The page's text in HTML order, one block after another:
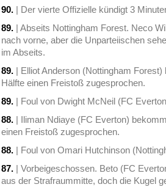
90. | Der vierte Offizielle kündigt 3
89. | Abseits Nottingham Forest. Neco
nach vorne, aber die Unparteiischen
im Abseits.
89. | Elliot Anderson (Nottingham
Hälfte einen Freistoß zugesprochen.
89. | Foul von Dwight McNeil (FC
88. | Iliman Ndiaye (FC Everton)
einen Freistoß zugesprochen.
88. | Foul von Omari Hutchinson
87. | Vorbeigeschossen. Beto (FC
aus der Strafraummitte, doch die Kugel